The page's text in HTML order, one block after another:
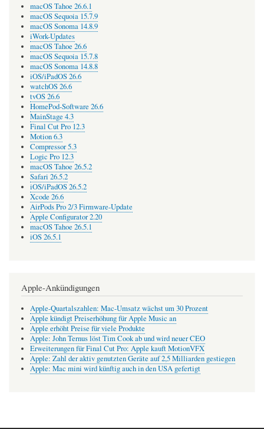
macOS Tahoe 26.6.1
macOS Sequoia 15.7.9
macOS Sonoma 14.8.9
iWork-Updates
macOS Tahoe 26.6
macOS Sequoia 15.7.8
macOS Sonoma 14.8.8
iOS/iPadOS 26.6
watchOS 26.6
tvOS 26.6
HomePod-Software 26.6
MainStage 4.3
Final Cut Pro 12.3
Motion 6.3
Compressor 5.3
Logic Pro 12.3
macOS Tahoe 26.5.2
Safari 26.5.2
iOS/iPadOS 26.5.2
Xcode 26.6
AirPods Pro 2/3 Firmware-Update
Apple Configurator 2.20
macOS Tahoe 26.5.1
iOS 26.5.1
Apple-Ankündigungen
Apple-Quartalszahlen: Mac-Umsatz wächst um 30 Prozent
Apple kündigt Preiserhöhung für Apple Music an
Apple erhöht Preise für viele Produkte
Apple: John Ternus löst Tim Cook ab und wird neuer CEO
Erweiterungen für Final Cut Pro: Apple kauft MotionVFX
Apple: Zahl der aktiv genutzten Geräte auf 2,5 Milliarden gestiegen
Apple: Mac mini wird künftig auch in den USA gefertigt